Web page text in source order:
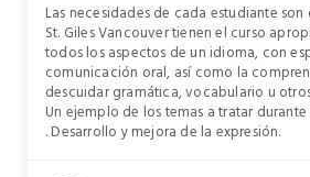
Las necesidades de cada estudiante
St. Giles Vancouver tienen el curso
todos los aspectos de un idioma, con
comunicación oral, así como la
descuidar gramática, vocabulario u
Un ejemplo de los temas a tratar
. Desarrollo y mejora de la expresión.